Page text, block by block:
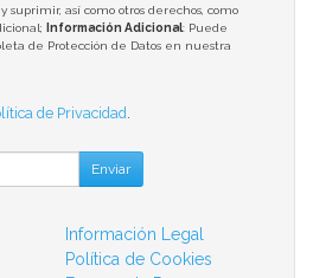
suprimir, así como otros derechos, como
Información Adicional: Puede
de Protección de Datos en nuestra
de Privacidad
Enviar
Información Legal
Política de Cookies